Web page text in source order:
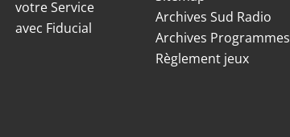
votre Service
avec Fiducial
Archives Sud Radio
Archives Programmes
Règlement jeux